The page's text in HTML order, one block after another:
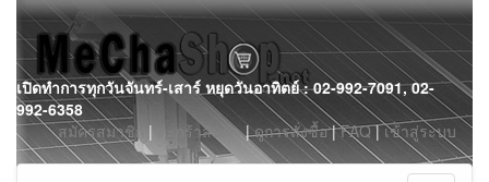
Skip
to
content
เปิดทำการทุกวันจันทร์-เสาร์ หยุดวันอาทิตย์ : 02-992-7091, 02-
992-6358
สมัครสมาชิก | ตะกร้าสินค้า|ดูการสั่งซื้อ|FAQ|เข้าสู่ระบบ